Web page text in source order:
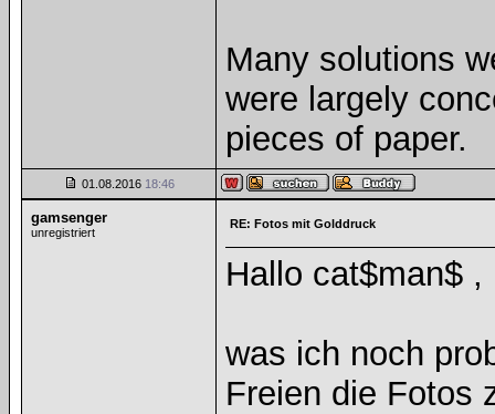
Many solutions
were largely
pieces of paper.
01.08.2016 18:46
gamsenger
unregistriert
RE: Fotos mit Golddruck
Hallo cat$man$ ,
was ich noch
Freien die Fotos